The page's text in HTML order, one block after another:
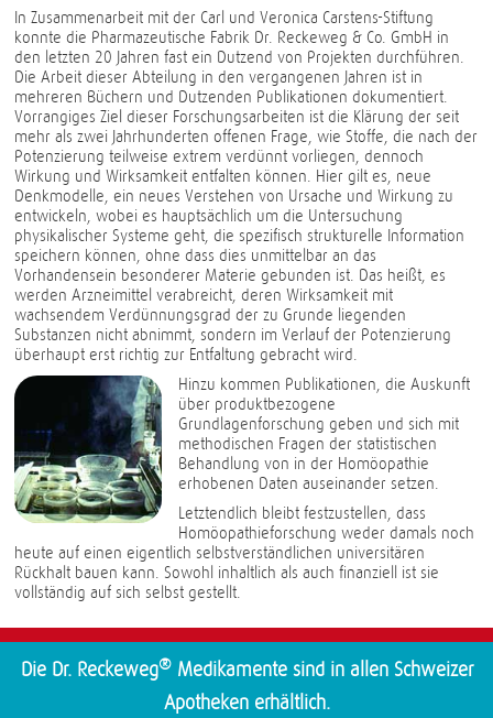
In Zusammenarbeit mit der Carl und Veronica Carstens-Stiftung
konnte die Pharmazeutische Fabrik Dr. Reckeweg & Co. GmbH in
den letzten 20 Jahren fast ein Dutzend von Projekten durchführen.
Die Arbeit dieser Abteilung in den vergangenen Jahren ist in
mehreren Büchern und Dutzenden Publikationen dokumentiert.
Vorrangiges Ziel dieser Forschungsarbeiten ist die Klärung der seit
mehr als zwei Jahrhunderten offenen Frage, wie Stoffe, die nach der
Potenzierung teilweise extrem verdünnt vorliegen, dennoch
Wirkung und Wirksamkeit entfalten können. Hier gilt es, neue
Denkmodelle, ein neues Verstehen von Ursache und Wirkung zu
entwickeln, wobei es hauptsächlich um die Untersuchung
physikalischer Systeme geht, die spezifisch strukturelle Information
speichern können, ohne dass dies unmittelbar an das
Vorhandensein besonderer Materie gebunden ist. Das heißt, es
werden Arzneimittel verabreicht, deren Wirksamkeit mit
wachsendem Verdünnungsgrad der zu Grunde liegenden
Substanzen nicht abnimmt, sondern im Verlauf der Potenzierung
überhaupt erst richtig zur Entfaltung gebracht wird.
Hinzu kommen Publikationen, die Auskunft
über produktbezogene
Grundlagenforschung geben und sich mit
methodischen Fragen der statistischen
Behandlung von in der Homöopathie
erhobenen Daten auseinander setzen.
Letztendlich bleibt festzustellen, dass
Homöopathieforschung weder damals noch
heute auf einen eigentlich selbstverständlichen universitären
Rückhalt bauen kann. Sowohl inhaltlich als auch finanziell ist sie
vollständig auf sich selbst gestellt.
Die Dr. Reckeweg®Medikamente sind in allen Schweizer
Apotheken erhältlich.